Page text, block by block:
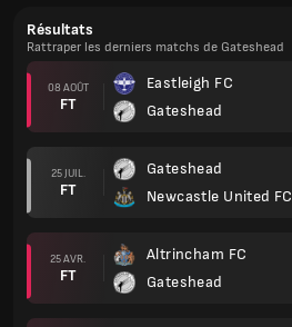
Résultats
Rattraper les derniers matchs de Gateshead
08 AOÛT
FT
Eastleigh FC
Gateshead
25 JUIL.
FT
Gateshead
Newcastle United FC
25 AVR.
FT
Altrincham FC
Gateshead